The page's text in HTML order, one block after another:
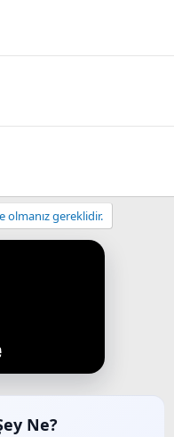
olmanız gereklidir.
Ne?